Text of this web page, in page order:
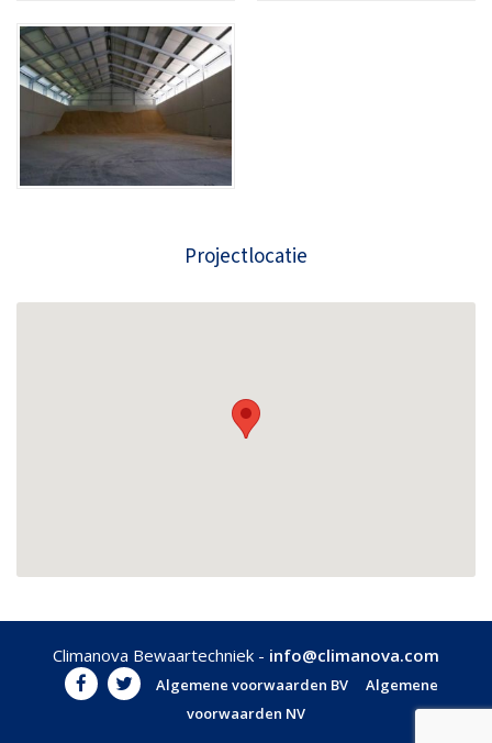
Projectlocatie
Climanova Bewaartechniek - info@climanova.com
Algemene voorwaarden BV
Algemene
voorwaarden NV